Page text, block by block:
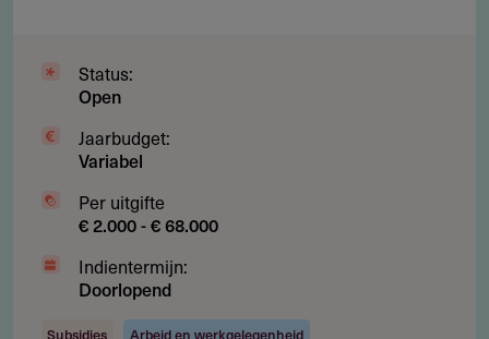
ANBI Publicatie 2020
Status:
Open
Jaarbudget:
Variabel
Per uitgifte
€ 2.000 - € 68.000
Indientermijn:
Doorlopend
Subsidies Arbeid en werkgelegenheid